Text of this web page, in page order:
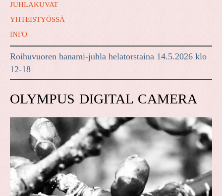
JUHLAKUVAT
YHTEISTYÖSSÄ
INFO
Roihuvuoren hanami-juhla helatorstaina 14.5.2026 klo
12-18
OLYMPUS DIGITAL CAMERA